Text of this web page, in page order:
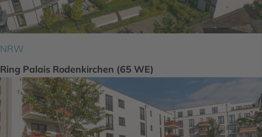
NRW
Ring Palais Rodenkirchen (65 WE)